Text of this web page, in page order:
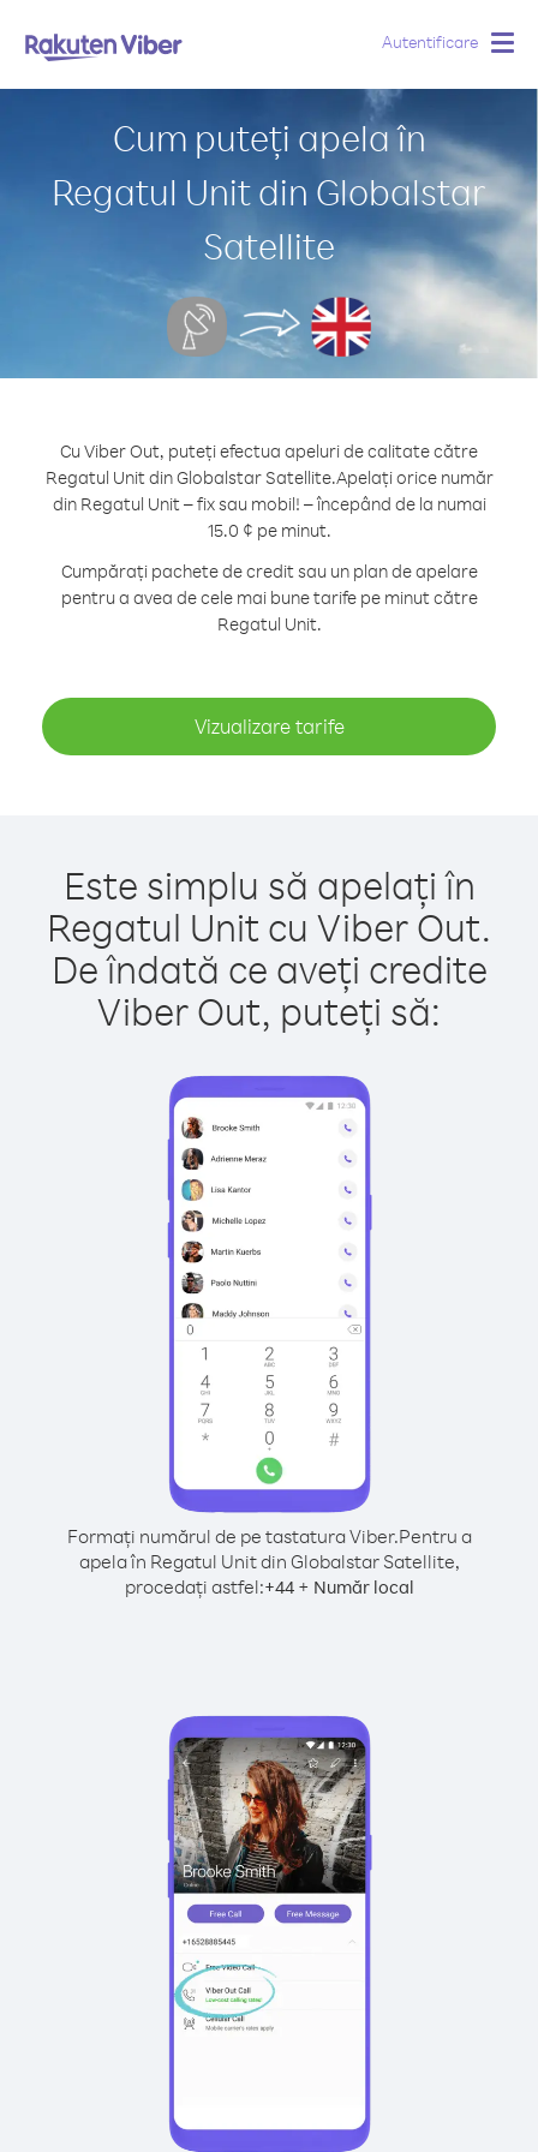
Autentificare
Cum puteți apela în
Regatul Unit din Globalstar
Satellite
Cu Viber Out, puteți efectua apeluri de calitate către
Regatul Unit din Globalstar Satellite.Apelați orice număr
din Regatul Unit – fix sau mobil! – începând de la numai
15.0 ¢ pe minut.
Cumpărați pachete de credit sau un plan de apelare
pentru a avea de cele mai bune tarife pe minut către
Regatul Unit.
Vizualizare tarife
Este simplu să apelați în
Regatul Unit cu Viber Out.
De îndată ce aveți credite
Viber Out, puteți să:
Formați numărul de pe tastatura Viber.Pentru a
apela în Regatul Unit din Globalstar Satellite,
procedați astfel:+44+ Număr local